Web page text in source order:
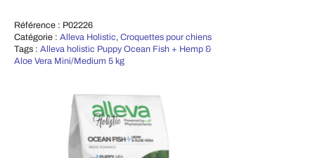
Référence : P02226
Catégorie : Alleva Holistic, Croquettes pour chiens
Tags : Alleva holistic Puppy Ocean Fish + Hemp &
Aloe Vera Mini/Medium 5 kg